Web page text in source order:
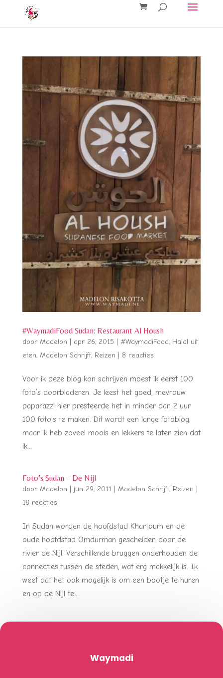
#WaymadiFood Sudan: Restaurant Al Housh
door Madelon apr 26, 2015 #WaymadiFood, Halal uit
eten, Madelon Schrijft, Reizen 8 reacties
Voor ik deze blog kon schrijven moest ik eerst 100
foto’s doorbladeren. Je leest het goed, mevrouw
paparazzi hier presteerde het in minder dan 2 uur
100 foto’s te maken. Dit wordt een lange fotoblog,
maar ik heb zoveel moois en lekkers te laten zien dat
ik...
Foto’s Sudan – De Nijl
door Madelon jun 29, 2011| Madelon Schrijft, Reizen
18 reacties
In Sudan worden de hoofdstad Khartoum en de
oude hoofdstad Omdurman gescheiden door de
rivier de Nijl. Verschillende bruggen onderhouden de
connecties tussen de steden, wat erg makkelijk is. Ik
weet dat het ook mogelijk is om een bootje te huren
en op de Nijl te...
Waymadi